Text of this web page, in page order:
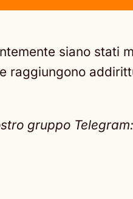
siano stati
raggiungono
gruppo Telegram: